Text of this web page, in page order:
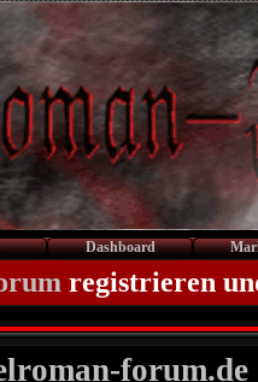
Dashboard
registrieren
forum.de